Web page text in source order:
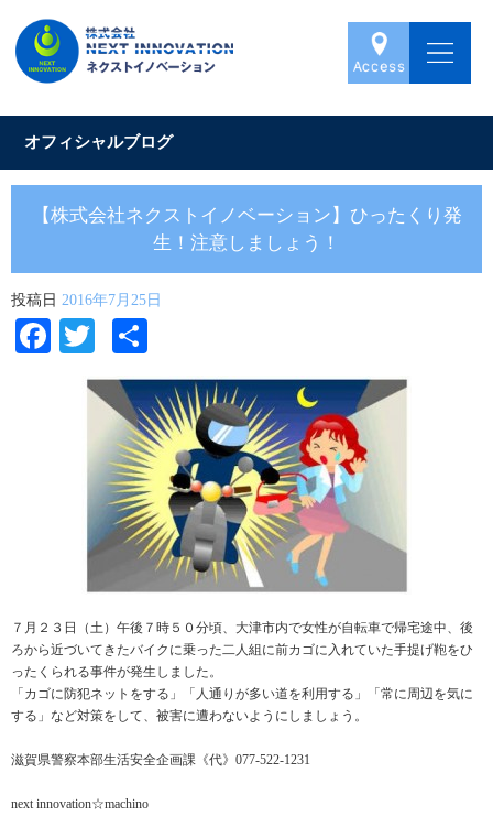
オフィシャルブログ
【株式会社ネクストイノベーション】ひったくり発
生！注意しましょう！
投稿日 2016年7月25日
Facebook
Twitter
有
７月２３日（土）午後７時５０分頃、大津市内で女性が自転車で帰宅途中、後
ろから近づいてきたバイクに乗った二人組に前カゴに入れていた手提げ鞄をひ
ったくられる事件が発生しました。
「カゴに防犯ネットをする」「人通りが多い道を利用する」「常に周辺を気に
する」など対策をして、被害に遭わないようにしましょう。
滋賀県警察本部生活安全企画課《代》077-522-1231
next innovation☆machino